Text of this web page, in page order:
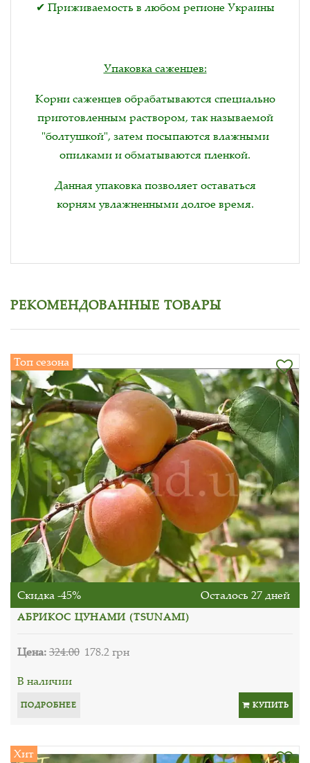
✔ Приживаемость в любом регионе Украины
Упаковка саженцев:
Корни саженцев обрабатываются специально
приготовленным раствором, так называемой
"болтушкой", затем посыпаются влажными
опилками и обматываются пленкой.
Данная упаковка позволяет оставаться
корням увлажненными долгое время.
РЕКОМЕНДОВАННЫЕ ТОВАРЫ
Топ сезона
Скидка -45% Осталось 27 дней
АБРИКОС ЦУНАМИ (TSUNAMI)
Цена:324.00 178.2 грн
В наличии
ПОДРОБНЕЕ КУПИТЬ
Хит